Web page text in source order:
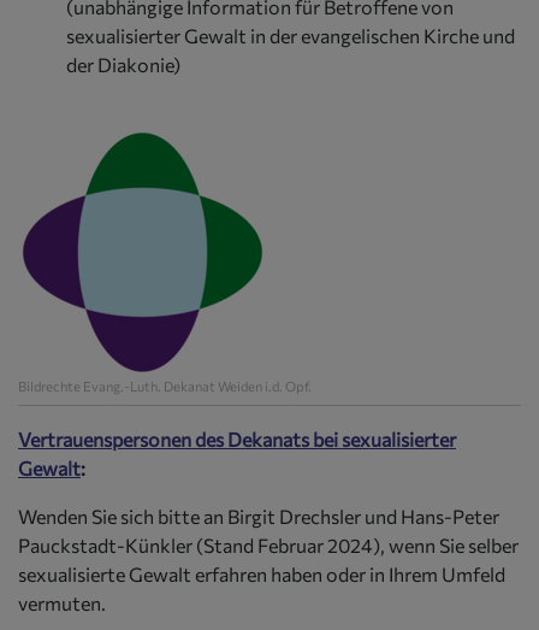
(unabhängige Information für Betroffene von
sexualisierter Gewalt in der evangelischen Kirche und
der Diakonie)
Bildrechte Evang.-Luth. Dekanat Weiden i.d. Opf.
Vertrauenspersonen des Dekanats bei sexualisierter
Gewalt:
Wenden Sie sich bitte an Birgit Drechsler und Hans-Peter
Pauckstadt-Künkler (Stand Februar 2024), wenn Sie selber
sexualisierte Gewalt erfahren haben oder in Ihrem Umfeld
vermuten.